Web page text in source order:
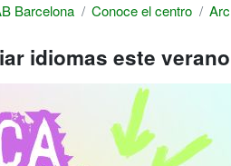
Barcelona Conoce el centro
idiomas este verano